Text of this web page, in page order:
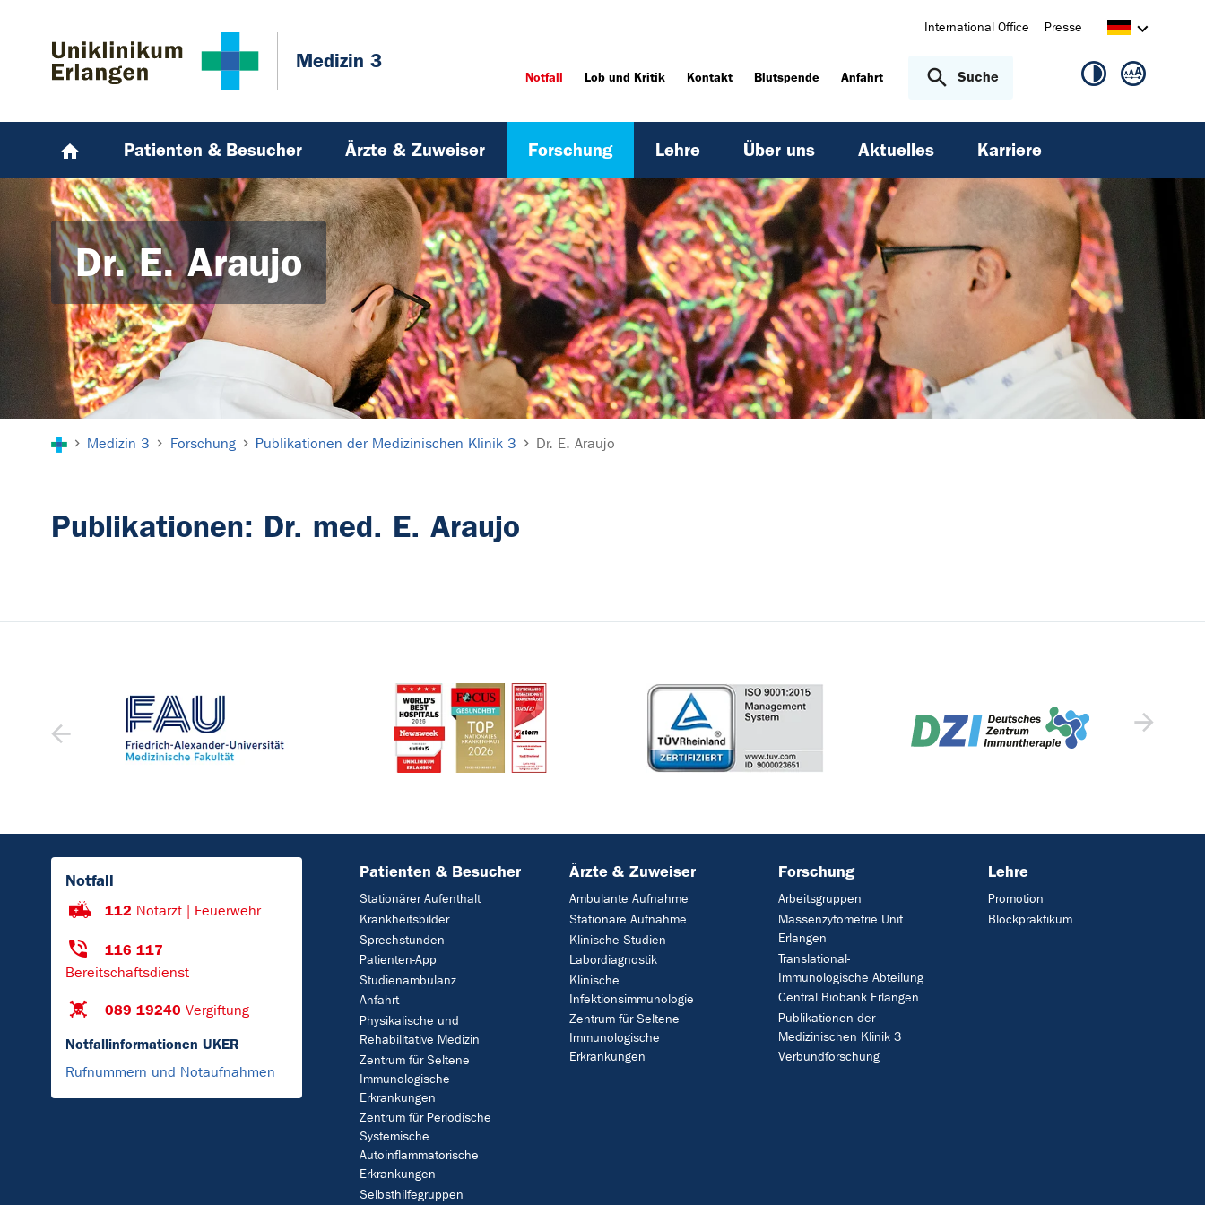
Medizin 3
International Office Presse
Notfall Lob und Kritik Kontakt Blutspende Anfahrt Suche
Patienten & Besucher Ärzte & Zuweiser Forschung Lehre Über uns Aktuelles Karriere
Dr. E. Araujo
Medizin 3 Forschung Publikationen der Medizinischen Klinik 3 Dr. E. Araujo
Publikationen: Dr. med. E. Araujo
Notfall
112 Notarzt | Feuerwehr
116 117
Bereitschaftsdienst
089 19240 Vergiftung
Notfallinformationen UKER
Rufnummern und Notaufnahmen
Patienten & Besucher
Stationärer Aufenthalt
Krankheitsbilder
Sprechstunden
Patienten-App
Studienambulanz
Anfahrt
Physikalische und
Rehabilitative Medizin
Zentrum für Seltene
Immunologische
Erkrankungen
Zentrum für Periodische
Systemische
Autoinflammatorische
Erkrankungen
Selbsthilfegruppen
Ärzte & Zuweiser
Ambulante Aufnahme
Stationäre Aufnahme
Klinische Studien
Labordiagnostik
Klinische
Infektionsimmunologie
Zentrum für Seltene
Immunologische
Erkrankungen
Forschung
Arbeitsgruppen
Massenzytometrie Unit
Erlangen
Translational-
Immunologische Abteilung
Central Biobank Erlangen
Publikationen der
Medizinischen Klinik 3
Verbundforschung
Lehre
Promotion
Blockpraktikum